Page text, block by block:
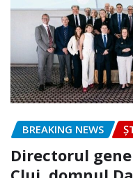
BREAKING NEWS
Directorul